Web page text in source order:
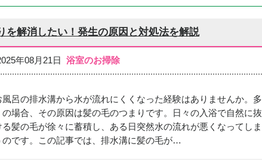
を解消したい！発生の原因と対処法を解説
年08月21日 浴室のお掃除
風呂の排水溝から水が流れにくくなった経験はありませんか。多
の場合、その原因は髪の毛のつまりです。日々の入浴で自然に抜
る髪の毛が徐々に蓄積し、ある日突然水の流れが悪くなってしま
のです。この記事では、排水溝に髪の毛が…